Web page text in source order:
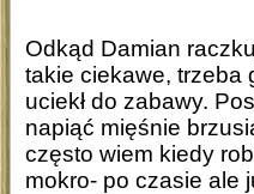
Odkąd Damian
takie ciekawe, trzeba
uciekł do zabawy.
napiąć mięśnie
często wiem kiedy
mokro- po czasie ale